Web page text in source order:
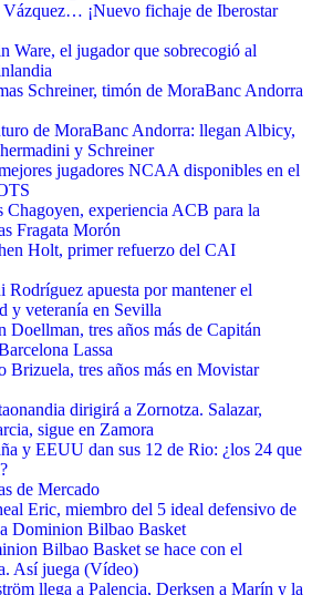
Vázquez… ¡Nuevo fichaje de Iberostar
Ware, el jugador que sobrecogió al
Schreiner, timón de MoraBanc Andorra
de MoraBanc Andorra: llegan Albicy,
y Schreiner
jugadores NCAA disponibles en el
Chagoyen, experiencia ACB para la
Fragata Morón
Holt, primer refuerzo del CAI
Rodríguez apuesta por mantener el
y veteranía en Sevilla
Doellman, tres años más de Capitán
Lassa
Brizuela, tres años más en Movistar
dirigirá a Zornotza. Salazar,
sigue en Zamora
y EEUU dan sus 12 de Rio: ¿los 24 que
de Mercado
Eric, miembro del 5 ideal defensivo de
Dominion Bilbao Basket
Bilbao Basket se hace con el
Así juega (Vídeo)
llega a Palencia, Derksen a Marín y la